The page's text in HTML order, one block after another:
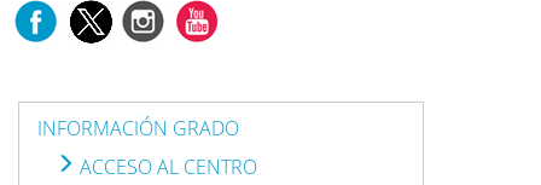
INFORMACIÓN GRADO
ACCESO AL CENTRO